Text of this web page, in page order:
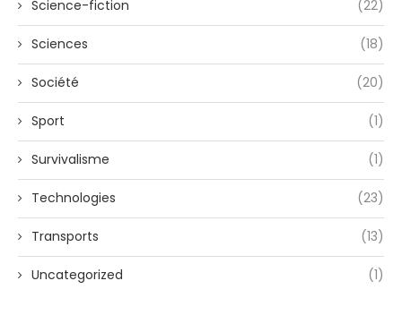
Science-fiction (22)
Sciences (18)
Société (20)
Sport (1)
Survivalisme (1)
Technologies (23)
Transports (13)
Uncategorized (1)